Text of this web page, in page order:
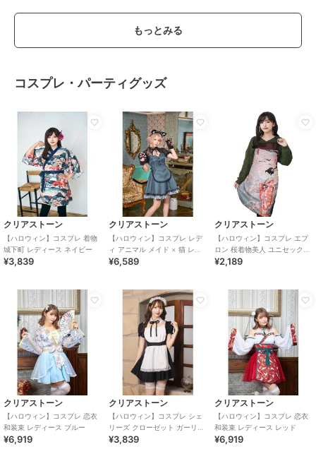
もっとみる
コスプレ・パーティグッズ
クリアストーン
【ハロウィン】コスプレ 着物
城下町 レディース ネイビー
¥3,839
クリアストーン
【ハロウィン】コスプレ レデ
ィ アニマル メイド × 猫 レデ
ィース グレー
¥6,589
クリアストーン
【ハロウィン】コスプレ エプ
ロン 桜着物美人 ユニセックス
ピンク
¥2,189
クリアストーン
【ハロウィン】コスプレ 恋衣
和装束 レディース ブルー
¥6,919
クリアストーン
【ハロウィン】コスプレ シェ
リーズ クローゼット ガーリー
メイド レディース ブラック
¥3,839
クリアストーン
【ハロウィン】コスプレ 恋衣
和装束 レディース レッド
¥6,919